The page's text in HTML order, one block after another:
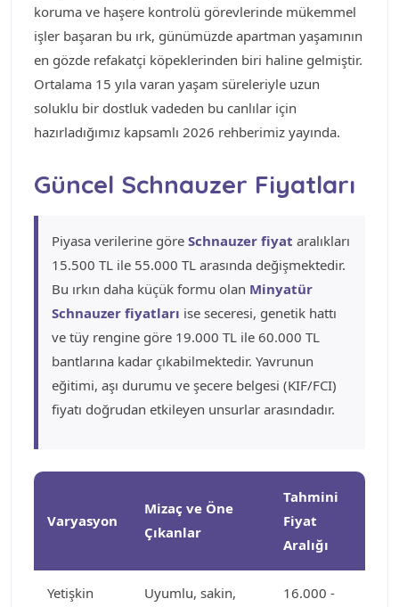
koruma ve haşere kontrolü görevlerinde mükemmel
işler başaran bu ırk, günümüzde apartman yaşamının
en gözde refakatçi köpeklerinden biri haline gelmiştir.
Ortalama 15 yıla varan yaşam süreleriyle uzun
soluklu bir dostluk vadeden bu canlılar için
hazırladığımız kapsamlı 2026 rehberimiz yayında.
Güncel Schnauzer Fiyatları
Piyasa verilerine göre Schnauzer fiyat aralıkları
15.500 TL ile 55.000 TL arasında değişmektedir.
Bu ırkın daha küçük formu olan Minyatür
Schnauzer fiyatları ise seceresi, genetik hattı
ve tüy rengine göre 19.000 TL ile 60.000 TL
bantlarına kadar çıkabilmektedir. Yavrunun
eğitimi, aşı durumu ve şecere belgesi (KIF/FCI)
fiyatı doğrudan etkileyen unsurlar arasındadır.
Varyasyon
Mizaç ve Öne
Çıkanlar
Tahmini
Fiyat
Aralığı
Yetişkin
Uyumlu, sakin,
16.000 -